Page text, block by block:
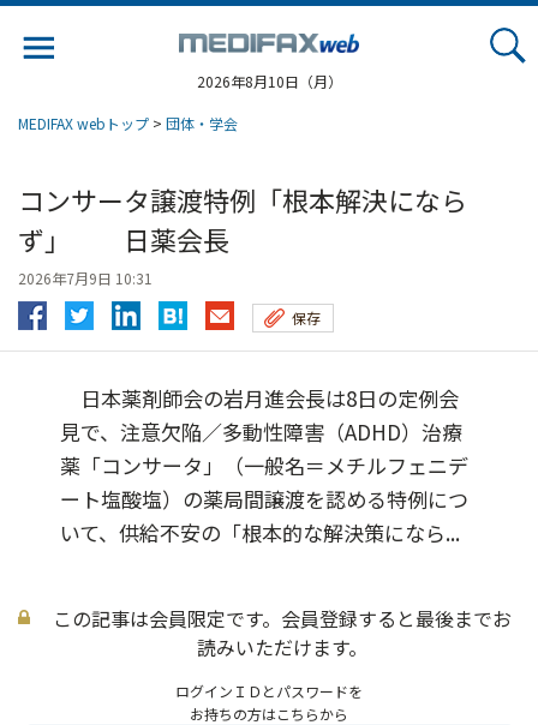
2026年8月10日（月）
MEDIFAX webトップ > 団体・学会
コンサータ譲渡特例「根本解決になら
ず」 日薬会長
2026年7月9日 10:31
保存
日本薬剤師会の岩月進会長は8日の定例会
見で、注意欠陥／多動性障害（ADHD）治療
薬「コンサータ」（一般名＝メチルフェニデ
ート塩酸塩）の薬局間譲渡を認める特例につ
いて、供給不安の「根本的な解決策になら...
この記事は会員限定です。会員登録すると最後までお
読みいただけます。
ログインＩＤとパスワードを
お持ちの方はこちらから